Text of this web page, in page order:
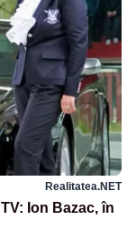
Realitatea.NET
Ion Bazac, în